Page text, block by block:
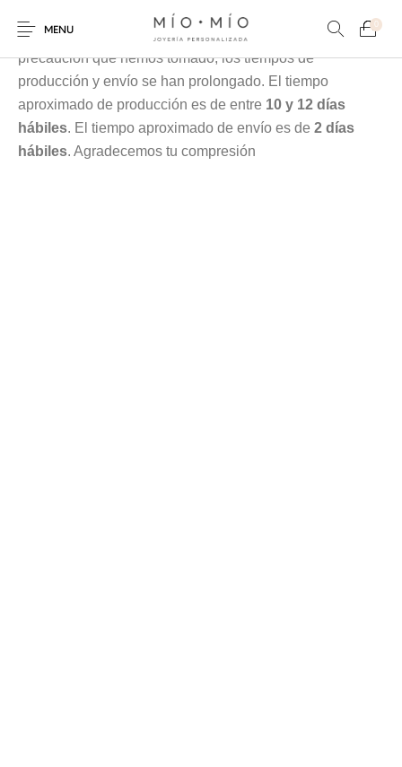
MENU
0
Cada pieza es elaborada en nuestra taller especialmente
para tí, debido a la contingencia y a las medidas de
precaución que hemos tomado, los tiempos de
producción y envío se han prolongado. El tiempo
aproximado de producción es de entre 10 y 12 días
hábiles. El tiempo aproximado de envío es de2 días
hábiles. Agradecemos tu compresión